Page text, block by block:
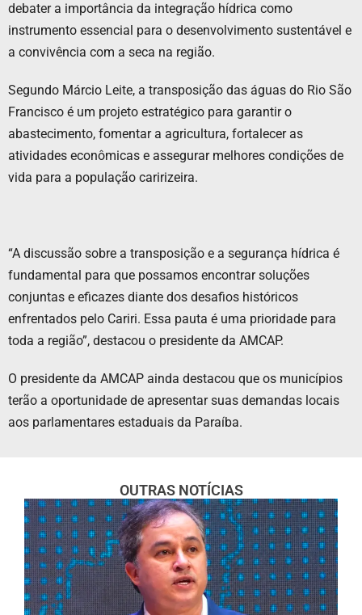
debater a importância da integração hídrica como
instrumento essencial para o desenvolvimento sustentável e
a convivência com a seca na região.
Segundo Márcio Leite, a transposição das águas do Rio São
Francisco é um projeto estratégico para garantir o
abastecimento, fomentar a agricultura, fortalecer as
atividades econômicas e assegurar melhores condições de
vida para a população caririzeira.
“A discussão sobre a transposição e a segurança hídrica é
fundamental para que possamos encontrar soluções
conjuntas e eficazes diante dos desafios históricos
enfrentados pelo Cariri. Essa pauta é uma prioridade para
toda a região”, destacou o presidente da AMCAP.
O presidente da AMCAP ainda destacou que os municípios
terão a oportunidade de apresentar suas demandas locais
aos parlamentares estaduais da Paraíba.
OUTRAS NOTÍCIAS